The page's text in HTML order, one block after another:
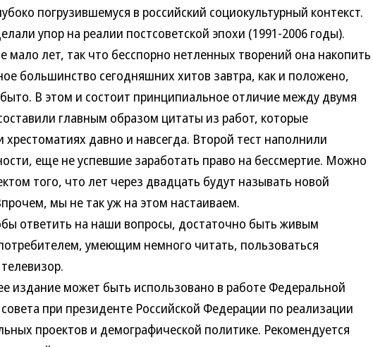
погрузившемуся в российский социокультурный контекст.
упор на реалии постсоветской эпохи (1991-2006 годы).
мало лет, так что бесспорно нетленных творений она накопить
большинство сегодняшних хитов завтра, как и положено,
В этом и состоит принципиальное отличие между двумя
главным образом цитаты из работ, которые
хрестоматиях давно и навсегда. Второй тест наполнили
еще не успевшие заработать право на бессмертие. Можно
того, что лет через двадцать будут называть новой
мы не так уж на этом настаиваем.
ответить на наши вопросы, достаточно быть живым
умеющим немного читать, пользоваться
может быть использовано в работе Федеральной
при президенте Российской Федерации по реализации
проектов и демографической политике. Рекомендуется